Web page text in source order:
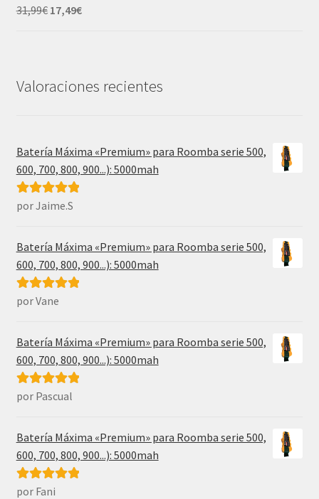
31,99€ El
31,99€.
17,49€El
Valoraciones recientes
Batería Máxima «Premium» para Roomba serie 500,
600, 700, 800, 900...): 5000mah
Valorado con
por Jaime.S
Batería Máxima «Premium» para Roomba serie 500,
600, 700, 800, 900...): 5000mah
Valorado con
por Vane
Batería Máxima «Premium» para Roomba serie 500,
600, 700, 800, 900...): 5000mah
Valorado con
por Pascual
Batería Máxima «Premium» para Roomba serie 500,
600, 700, 800, 900...): 5000mah
Valorado con
por Fani